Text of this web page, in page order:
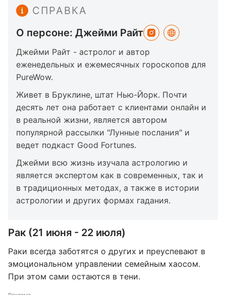
СПРАВКА
О персоне: Джейми Райт
Джейми Райт - астролог и автор
еженедельных и ежемесячных гороскопов для
PureWow.
Живет в Бруклине, штат Нью-Йорк. Почти
десять лет она работает с клиентами онлайн и
в реальной жизни, является автором
популярной рассылки "Лунные послания" и
ведет подкаст Good Fortunes.
Джейми всю жизнь изучала астрологию и
является экспертом как в современных, так и
в традиционных методах, а также в истории
астрологии и других формах гадания.
Рак (21 июня - 22 июля)
Раки всегда заботятся о других и преуспевают в
эмоциональном управлении семейным хаосом.
При этом сами остаются в тени.